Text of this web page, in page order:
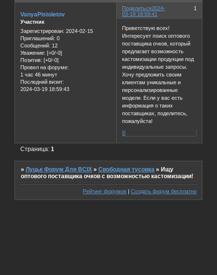
Поделиться 1
2024-
03-19 18:59:41
VanyaPistoletov
Участник
Зарегистрирован: 2024-02-15
Приглашений: 0
Сообщений: 12
Уважение: [+0/-0]
Позитив: [+0/-0]
Провел на форуме:
1 час 46 минут
Последний визит:
2024-03-19 18:59:43
Приветствую всех!
Интересует поиск оптового
поставщика очков, который
предлагает возможность
кастомизации продукции под
индивидуальные запросы.
Хочу предложить своим
клиентам уникальные и
персонализированные
модели. Если у вас есть
информация о таких
поставщиках, поделитесь,
пожалуйста!
0
Страница:1
»Луцьк Форум Для ВСІХ »Свободная тусовка »Ищу
оптового поставщика очков с возможностью кастомизации!
Рейтинг форумов Создать форум бесплатно